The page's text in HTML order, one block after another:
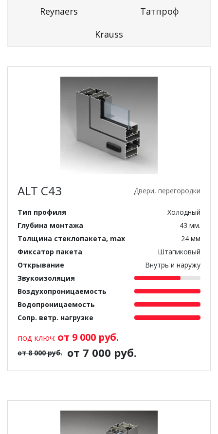
Reynaers
Татпроф
Krauss
ALT C43 Двери, перегородки
Тип профиля
Холодный
Глубина монтажа
43 мм.
Толщина стеклопакета, max
24 мм
Фиксатор пакета
Штапиковый
Открывание
Внутрь и наружу
Звукоизоляция
Воздухопроницаемость
Водопроницаемость
Сопр. ветр. нагрузке
под ключ: от 9 000 руб.
от 8 000 руб. от 7 000 руб.